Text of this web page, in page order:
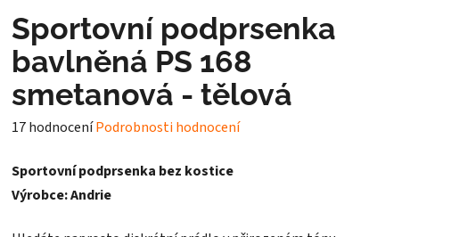
Sportovní podprsenka
bavlněná PS 168
smetanová - tělová
Průměrné
produktu
je
17 hodnoceníPodrobnosti hodnocení
Sportovní podprsenka bez kostice
Výrobce: Andrie